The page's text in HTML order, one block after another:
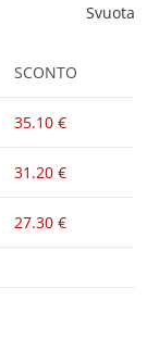
Svuota
SCONTO
35.10€
31.20€
27.30€